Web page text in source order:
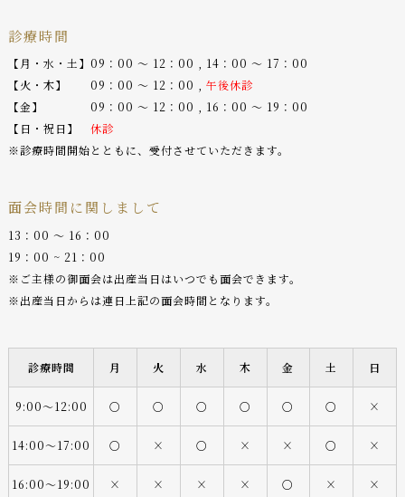
診療時間
【月・水・土】09：00 〜 12：00 , 14：00 〜 17：00
【火・木】 09：00 〜 12：00 , 午後休診
【金】 09：00 〜 12：00 , 16：00 〜 19：00
【日・祝日】 休診
※診療時間開始とともに、受付させていただきます。
面会時間に関しまして
13：00 〜 16：00
19：00 ~ 21：00
※ご主様の御面会は出産当日はいつでも面会できます。
※出産当日からは連日上記の面会時間となります。
診療時間 月 火 水 木 金 土 日
9:00〜12:00 ○ ○ ○ ○ ○ ○ ×
14:00〜17:00 ○ × ○ × × ○ ×
16:00〜19:00 × × × × ○ × ×